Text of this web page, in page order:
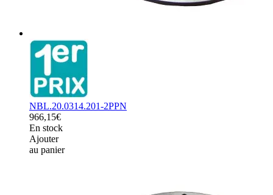
NBL.20.0314.201-2PPN
966,15€
En stock
Ajouter
au panier